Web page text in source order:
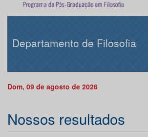
Departamento de Filosofia
Dom, 09 de agosto de 2026
Nossos resultados